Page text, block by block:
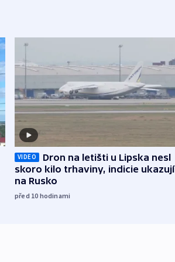
VIDEO
Dron na letišti u Lipska nesl
skoro kilo trhaviny, indicie ukazují
na Rusko
před 10 hodinami